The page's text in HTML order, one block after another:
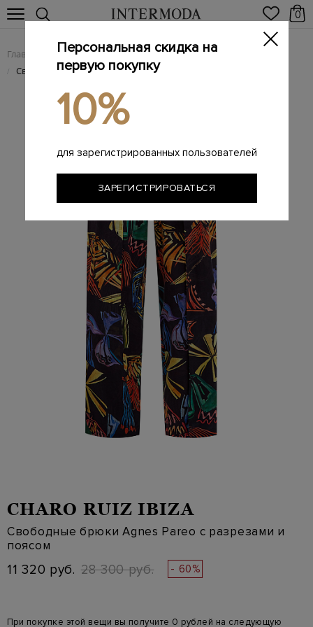
0
Главная Женщинам / Женская одежда / Женские брюки
/ Свободные брюки Agnes Pareo с разрезами и поясом
CHARO RUIZ IBIZA
Свободные брюки Agnes Pareo с разрезами и
поясом
11 320 руб. 28 300 руб. - 60%
При покупке этой вещи вы получите 0 рублей на следующую
Персональная скидка на
первую покупку
10%
для зарегистрированных пользователей
ЗАРЕГИСТРИРОВАТЬСЯ